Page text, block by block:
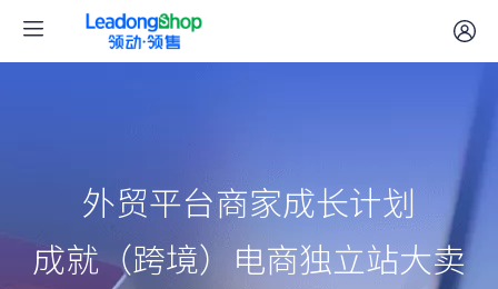
外贸平台商家成长计划
成就（跨境）电商独立站大卖